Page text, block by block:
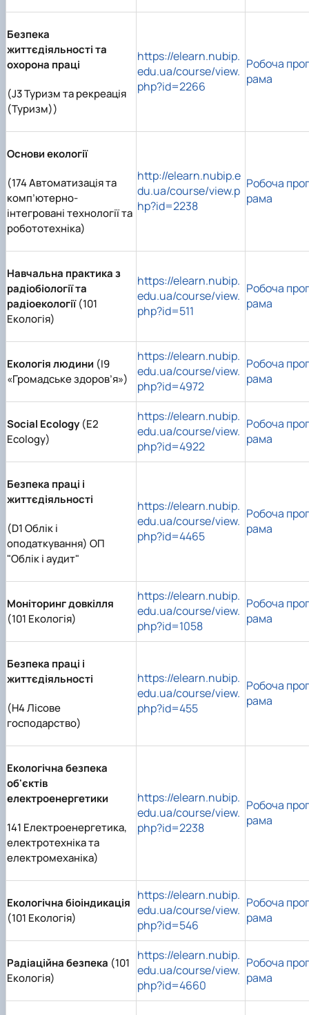
Безпека
життєдіяльності та
охорона праці
(J3 Туризм та рекреація
(Туризм))
https://elearn.nubip.
edu.ua/course/view.
php?id=2266
Робоча прог
рама
Основи екології
(174 Автоматизація та
комп’ютерно-
інтегровані технології та
робототехніка)
http://elearn.nubip.e
du.ua/course/view.p
hp?id=2238
Робоча прог
рама
Навчальна практика з
радіобіології та
радіоекології(101
Екологія)
https://elearn.nubip.
edu.ua/course/view.
php?id=511
Робоча прог
рама
Екологія людини (І9
«Громадське здоров’я»)
https://elearn.nubip.
edu.ua/course/view.
php?id=4972
Робоча прог
рама
Social Ecology(E2
Ecology)
https://elearn.nubip.
edu.ua/course/view.
php?id=4922
Робоча прог
рама
Безпека праці і
життєдіяльності
(D1 Облік і
оподаткування) ОП
"Облік і аудит"
https://elearn.nubip.
edu.ua/course/view.
php?id=4465
Робоча прог
рама
Моніторинг довкілля
(101 Екологія)
https://elearn.nubip.
edu.ua/course/view.
php?id=1058
Робоча прог
рама
Безпека праці і
життєдіяльності
(H4 Лісове
господарство)
https://elearn.nubip.
edu.ua/course/view.
php?id=455
Робоча прог
рама
Екологічна безпека
об'єктів
електроенергетики
141 Електроенергетика,
електротехніка та
електромеханіка)
https://elearn.nubip.
edu.ua/course/view.
php?id=2238
Робоча прог
рама
Екологічна біоіндикація
(101 Екологія)
https://elearn.nubip.
edu.ua/course/view.
php?id=546
Робоча прог
рама
Радіаційна безпека (101
Екологія)
https://elearn.nubip.
edu.ua/course/view.
php?id=4660
Робоча прог
рама